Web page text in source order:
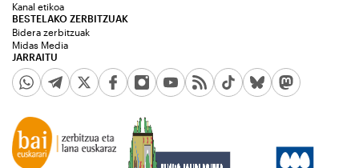
JARRAITU
Kanal etikoa
BESTELAKO ZERBITZUAK
Bidera zerbitzuak
Midas Media